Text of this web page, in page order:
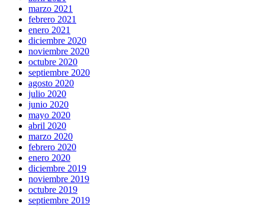
marzo 2021
febrero 2021
enero 2021
diciembre 2020
noviembre 2020
octubre 2020
septiembre 2020
agosto 2020
julio 2020
junio 2020
mayo 2020
abril 2020
marzo 2020
febrero 2020
enero 2020
diciembre 2019
noviembre 2019
octubre 2019
septiembre 2019